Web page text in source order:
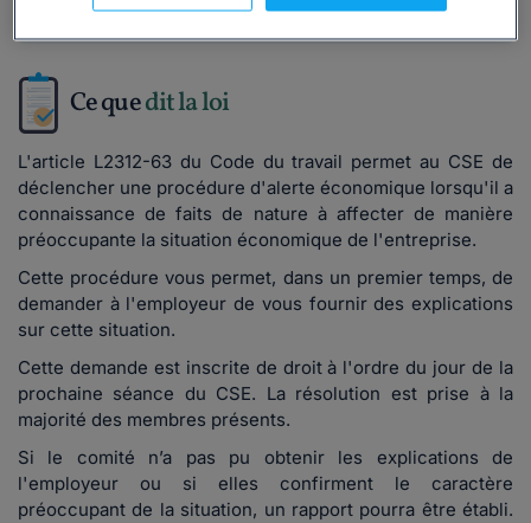
Ce quedit la loi
L'article L2312-63 du Code du travail permet au CSE de
déclencher une procédure d'alerte économique lorsqu'il a
connaissance de faits de nature à affecter de manière
préoccupante la situation économique de l'entreprise.
Cette procédure vous permet, dans un premier temps, de
demander à l'employeur de vous fournir des explications
sur cette situation.
Cette demande est inscrite de droit à l'ordre du jour de la
prochaine séance du CSE. La résolution est prise à la
majorité des membres présents.
Si le comité n’a pas pu obtenir les explications de
l'employeur ou si elles confirment le caractère
préoccupant de la situation, un rapport pourra être établi.